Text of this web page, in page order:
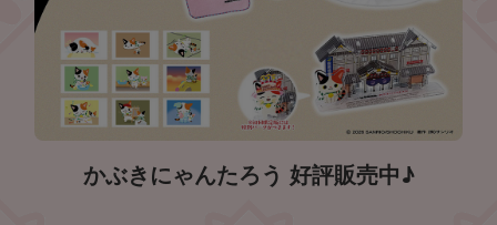
かぶきにゃんたろう 好評販売中♪